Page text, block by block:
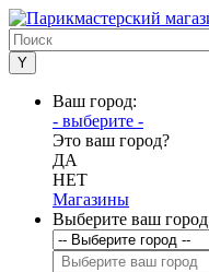
Ваш город:
- выберите -
Это ваш город?
ДА
НЕТ
Магазины
Выберите ваш город